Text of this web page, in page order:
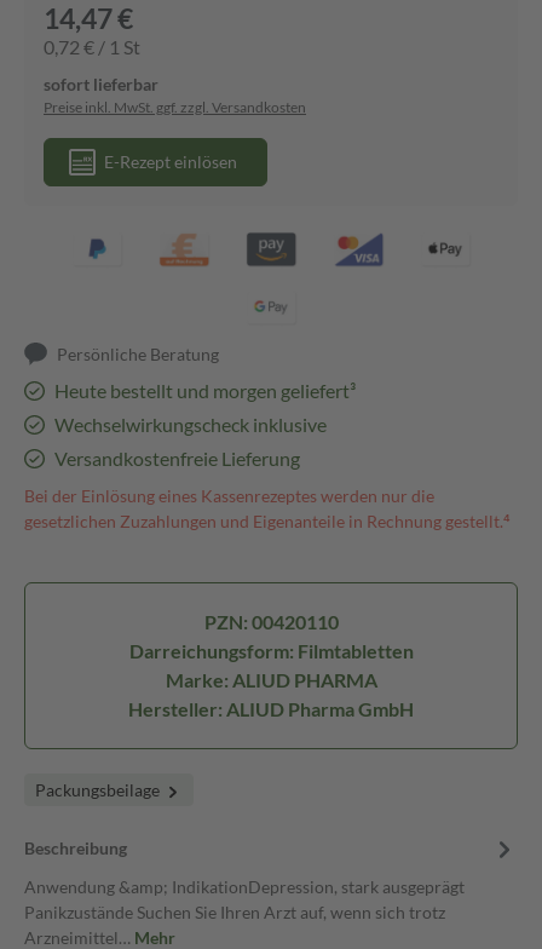
14,47 €
0,72 € / 1 St
sofort lieferbar
Preise inkl. MwSt. ggf. zzgl. Versandkosten
E-Rezept einlösen
Persönliche Beratung
Heute bestellt und morgen geliefert³
Wechselwirkungscheck inklusive
Versandkostenfreie Lieferung
Bei der Einlösung eines Kassenrezeptes werden nur die
gesetzlichen Zuzahlungen und Eigenanteile in Rechnung gestellt.⁴
PZN: 00420110
Darreichungsform: Filmtabletten
Marke: ALIUD PHARMA
Hersteller: ALIUD Pharma GmbH
Packungsbeilage
Beschreibung
Anwendung &amp; IndikationDepression, stark ausgeprägt
Panikzustände Suchen Sie Ihren Arzt auf, wenn sich trotz
Arzneimittel… Mehr